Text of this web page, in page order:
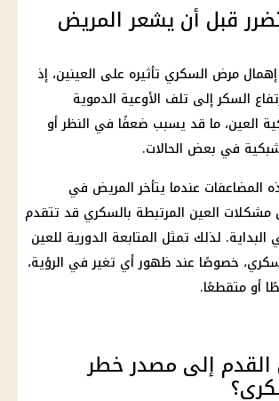
قبل أن يشعر المريض
مرض السكري تأثيره على العينين، إذ
السكر إلى تلف الأوعية الدموية
العين، ما قد يسبب ضعفًا في النظر أو
في بعض الحالات.
المضاعفات عندما يتأخر المريض في
العين المرتبطة بالسكري قد تتقدم
لذلك تمثل المتابعة الدورية للعين
خصوصًا عند ظهور أي تغير في الرؤية،
أو متقطعًا.
إلى مصدر خطر